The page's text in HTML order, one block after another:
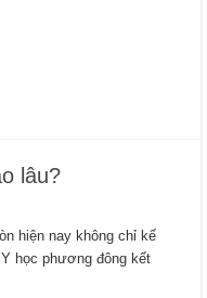
lâu?
hiện nay không chỉ kế
học phương đông kết